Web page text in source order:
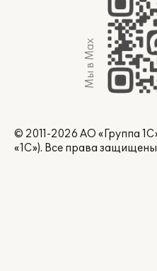
Мы в Max
© 2011-2026 АО «Группа
«1С»). Все права